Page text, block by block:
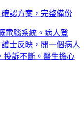
認方案，完整備份
電腦系統。病人登
士反映，開一個病人
投訴不斷。醫生擔心